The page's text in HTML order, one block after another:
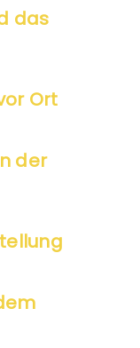
en nouvelle
das
Ort
der